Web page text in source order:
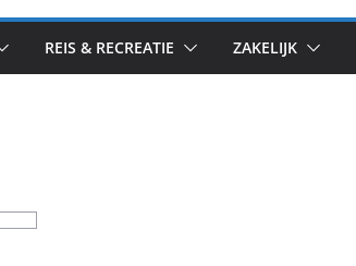
REIS & RECREATIE ZAKELIJK